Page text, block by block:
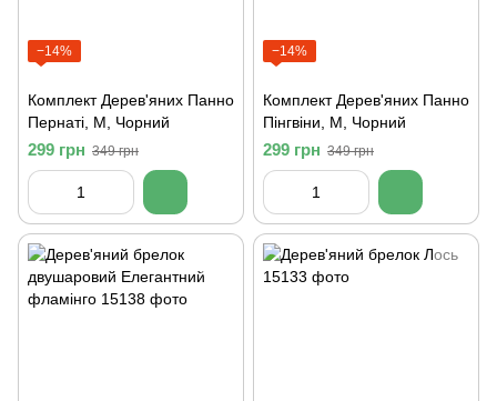
−14%
Комплект Дерев'яних Панно
Пернаті, M, Чорний
299 грн 349 грн
−14%
Комплект Дерев'яних Панно
Пінгвіни, M, Чорний
299 грн 349 грн